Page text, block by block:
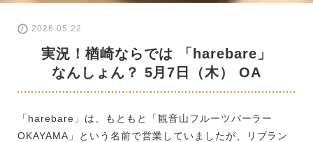
2026.05.22
実況！楢崎ならでは 「harebare」
なんしょん？ 5月7日（木） OA
「harebare」は、もともと「観音山フルーツパーラー
OKAYAMA」という名前で営業していましたが、リブラン